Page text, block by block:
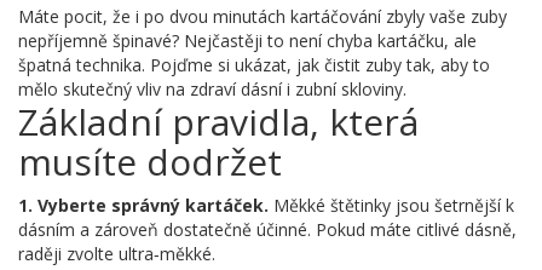
Máte pocit, že i po dvou minutách kartáčování zbyly vaše zuby
nepříjemně špinavé? Nejčastěji to není chyba kartáčku, ale
špatná technika. Pojďme si ukázat, jak čistit zuby tak, aby to
mělo skutečný vliv na zdraví dásní i zubní skloviny.
Základní pravidla, která
musíte dodržet
1. Vyberte správný kartáček. Měkké štětinky jsou šetrnější k
dásním a zároveň dostatečně účinné. Pokud máte citlivé dásně,
raději zvolte ultra‑měkké.